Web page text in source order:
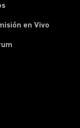
en Vivo